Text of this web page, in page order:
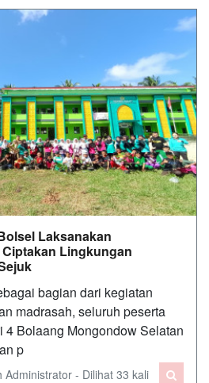
Laksanakan
Lingkungan
bagian dari kegiatan
madrasah, seluruh peserta
4 Bolaang Mongondow Selatan
p
- Dilihat 33 kali